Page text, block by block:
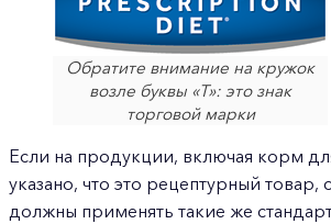
Обратите внимание на кружок
возле буквы «T»: это знак
торговой марки
Если на продукции, включая корм
указано, что это рецептурный товар,
должны применять такие же